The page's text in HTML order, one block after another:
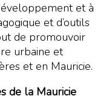
et à
et d’outils
de promouvoir
urbaine et
et en Mauricie.
de la Mauricie